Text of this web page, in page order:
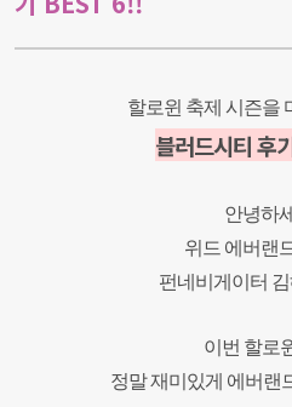
할로윈 축제 시즌을
블러드시티 후
안녕하
위드 에버랜
펀네비게이터
이번 할로
정말 재미있게 에버랜